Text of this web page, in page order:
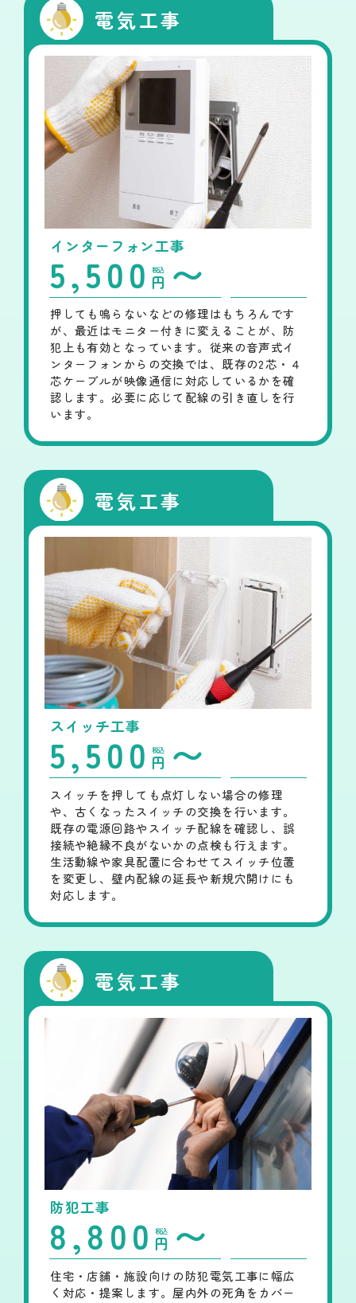
電気工事
インターフォン工事
5,500 円 〜
税込
押しても鳴らないなどの修理はもちろんです
が、最近はモニター付きに変えることが、防
犯上も有効となっています。従来の音声式イ
ンターフォンからの交換では、既存の2芯・４
芯ケーブルが映像通信に対応しているかを確
認します。必要に応じて配線の引き直しを行
います。
電気工事
スイッチ工事
5,500 円 〜
税込
スイッチを押しても点灯しない場合の修理
や、古くなったスイッチの交換を行います。
既存の電源回路やスイッチ配線を確認し、誤
接続や絶縁不良がないかの点検も行えます。
生活動線や家具配置に合わせてスイッチ位置
を変更し、壁内配線の延長や新規穴開けにも
対応します。
電気工事
防犯工事
8,800 円 〜
税込
住宅・店舗・施設向けの防犯電気工事に幅広
く対応・提案します。屋内外の死角をカバー